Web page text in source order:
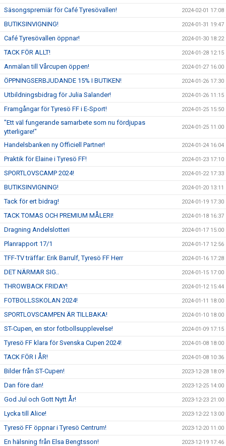
Säsongspremiär för Café Tyresövallen! 2024-02-01 17:08
BUTIKSINVIGNING! 2024-01-31 19:47
Café Tyresövallen öppnar! 2024-01-30 18:22
TACK FÖR ALLT! 2024-01-28 12:15
Anmälan till Vårcupen öppen! 2024-01-27 16:00
ÖPPNINGSERBJUDANDE 15% I BUTIKEN! 2024-01-26 17:30
Utbildningsbidrag för Julia Salander! 2024-01-26 11:15
Framgångar för Tyresö FF i E-Sport! 2024-01-25 15:50
"Ett väl fungerande samarbete som nu fördjupas
ytterligare!"
2024-01-25 11:00
Handelsbanken ny Officiell Partner! 2024-01-24 16:04
Praktik för Elaine i Tyresö FF! 2024-01-23 17:10
SPORTLOVSCAMP 2024! 2024-01-22 17:33
BUTIKSINVIGNING! 2024-01-20 13:11
Tack för ert bidrag! 2024-01-19 17:30
TACK TOMAS OCH PREMIUM MÅLERI! 2024-01-18 16:37
Dragning Andelslotteri 2024-01-17 15:00
Planrapport 17/1 2024-01-17 12:56
TFF-TV träffar: Erik Barrulf, Tyresö FF Herr 2024-01-16 17:28
DET NÄRMAR SIG.. 2024-01-15 17:00
THROWBACK FRIDAY! 2024-01-12 15:44
FOTBOLLSSKOLAN 2024! 2024-01-11 18:00
SPORTLOVSCAMPEN ÄR TILLBAKA! 2024-01-10 18:00
ST-Cupen, en stor fotbollsupplevelse! 2024-01-09 17:15
Tyresö FF klara för Svenska Cupen 2024! 2024-01-08 18:00
TACK FÖR I ÅR! 2024-01-08 10:36
Bilder från ST-Cupen! 2023-12-28 18:09
Dan före dan! 2023-12-25 14:00
God Jul och Gott Nytt År! 2023-12-23 21:00
Lycka till Alice! 2023-12-22 13:00
Tyresö FF öppnar i Tyresö Centrum! 2023-12-20 11:00
En hälsning från Elsa Bengtsson! 2023-12-19 17:46